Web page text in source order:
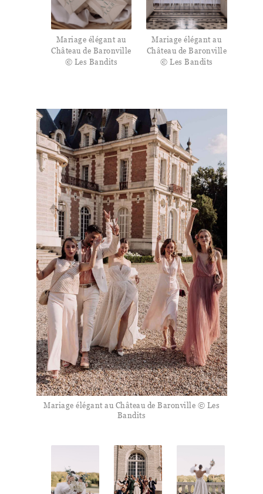
Mariage élégant au
Château de Baronville
© Les Bandits
Mariage élégant au
Château de Baronville
© Les Bandits
Mariage élégant au Château de Baronville © Les
Bandits